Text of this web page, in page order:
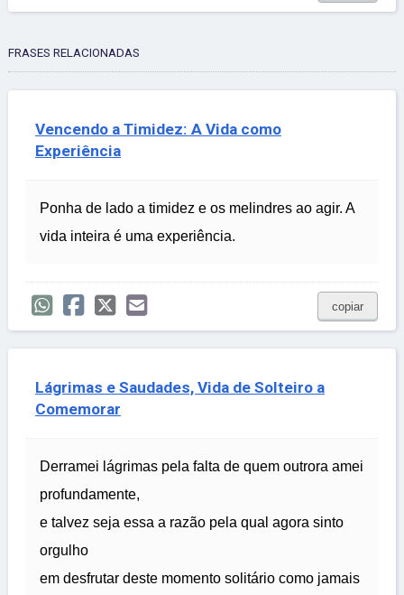
FRASES RELACIONADAS
Vencendo a Timidez: A Vida como
Experiência
Ponha de lado a timidez e os melindres ao agir. A
vida inteira é uma experiência.
copiar
Lágrimas e Saudades, Vida de Solteiro a
Comemorar
Derramei lágrimas pela falta de quem outrora amei
profundamente,
e talvez seja essa a razão pela qual agora sinto
orgulho
em desfrutar deste momento solitário como jamais